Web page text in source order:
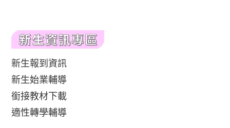
新生報到資訊
新生始業輔導
銜接教材下載
適性轉學輔導